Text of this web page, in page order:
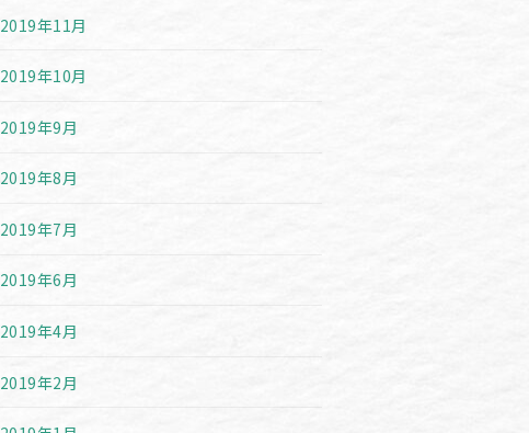
2019年11月
2019年10月
2019年9月
2019年8月
2019年7月
2019年6月
2019年4月
2019年2月